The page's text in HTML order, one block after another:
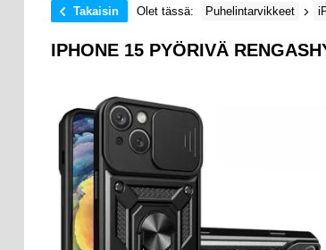
Takaisin Olet tässä: Puhelintarvikkeet
IPHONE 15 PYÖRIVÄ